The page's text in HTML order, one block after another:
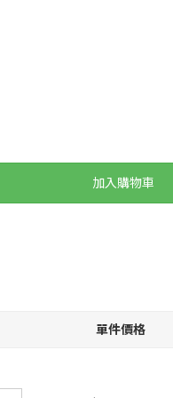
加入購物車
單件價格